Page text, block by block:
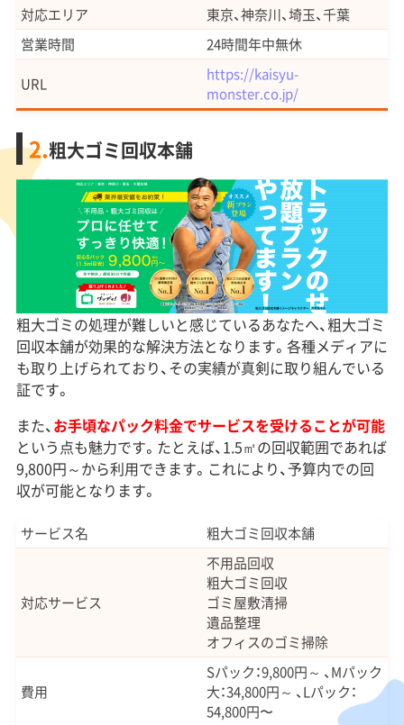
対応エリア
東京、神奈川、埼玉、千葉
営業時間
24時間年中無休
URL
https://kaisyu-
monster.co.jp/
2.粗大ゴミ回収本舗
粗大ゴミの処理が難しいと感じているあなたへ、粗大ゴミ
回収本舗が効果的な解決方法となります。各種メディアに
も取り上げられており、その実績が真剣に取り組んでいる
証です。
また、お手頃なパック料金でサービスを受けることが可能
という点も魅力です。たとえば、1.5㎡の回収範囲であれば
9,800円～から利用できます。これにより、予算内での回
収が可能となります。
サービス名 粗大ゴミ回収本舗
対応サービス
不用品回収
粗大ゴミ回収
ゴミ屋敷清掃
遺品整理
オフィスのゴミ掃除
費用
Sパック：9,800円～ 、Mパック
大：34,800円～ 、Lパック：
54,800円〜